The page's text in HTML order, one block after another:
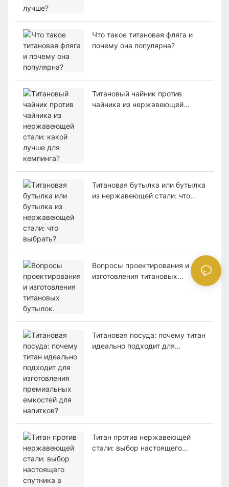
Что такое титановая фляга и
почему она популярна?
Титановый чайник против
чайника из нержавеющей
Титановая бутылка или бутылка
из нержавеющей стали: что
Вопросы проектирования и
изготовления титановых
Титановая посуда: почему титан
идеально подходит для
Титан против нержавеющей
стали: выбор настоящего